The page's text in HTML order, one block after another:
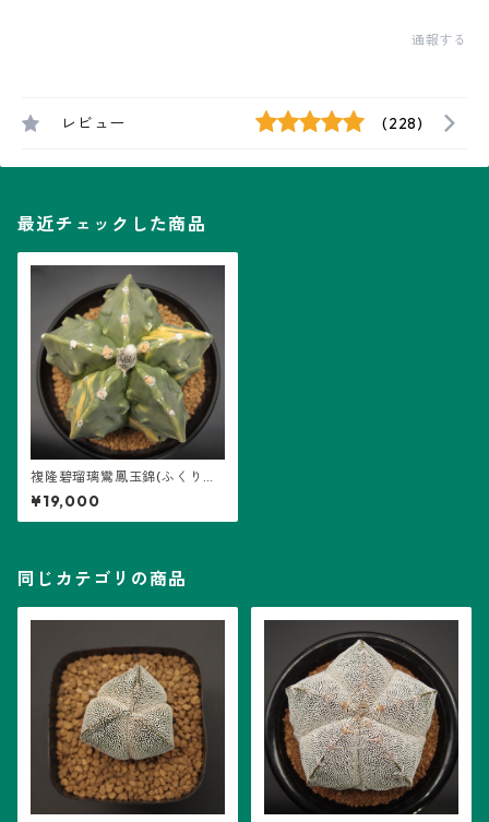
通報する
レビュー (228)
最近チェックした商品
複隆碧瑠璃鸞鳳玉錦(ふくりゅ
うへきるりらんぽうぎょくに
しき)・アストロフィツム属 (B
03)
¥19,000
同じカテゴリの商品